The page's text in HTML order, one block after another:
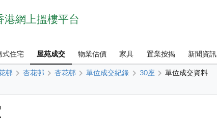
港網上搵樓平台
式住宅 屋苑成交 物業估價 家具 置業按揭 新聞資訊
邨 杏花邨 杏花邨 單位成交紀錄 30座 單位成交資料